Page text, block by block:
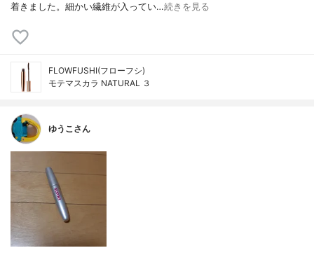
着きました。細かい繊維が入ってい…続きを見る
FLOWFUSHI(フローフシ)
モテマスカラ NATURAL ３
ゆうこさん